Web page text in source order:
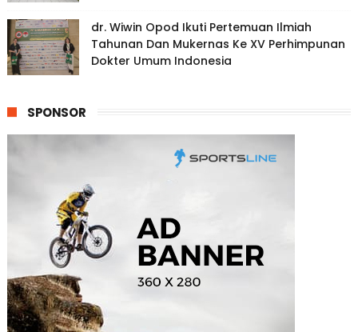
dr. Wiwin Opod Ikuti Pertemuan Ilmiah
Tahunan Dan Mukernas Ke XV Perhimpunan
Dokter Umum Indonesia
SPONSOR